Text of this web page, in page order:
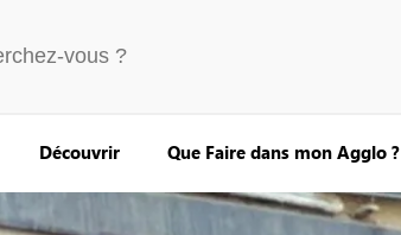
Découvrir Que Faire dans mon Agglo ?